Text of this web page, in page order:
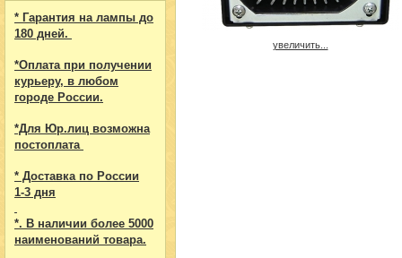
* Гарантия на лампы до
180 дней.
*Оплата при получении
курьеру, в любом
городе России.
*Для Юр.лиц возможна
постоплата
* Доставка по России
1-3 дня
*. В наличии более 5000
наименований товара.
увеличить...